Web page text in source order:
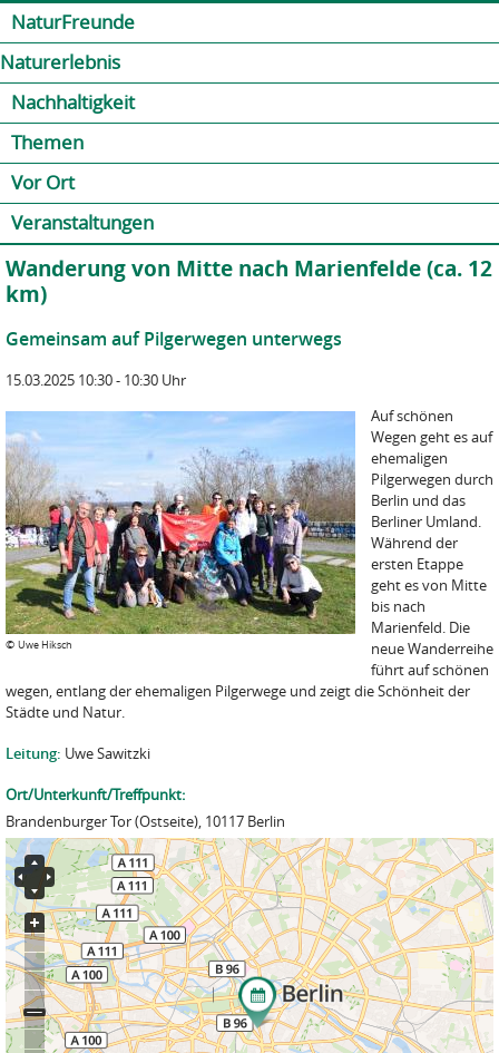
NaturFreunde
Naturerlebnis
Nachhaltigkeit
Themen
Vor Ort
Veranstaltungen
Wanderung von Mitte nach Marienfelde (ca. 12
km)
Gemeinsam auf Pilgerwegen unterwegs
15.03.2025 10:30 - 10:30 Uhr
© Uwe Hiksch
Auf schönen
Wegen geht es auf
ehemaligen
Pilgerwegen durch
Berlin und das
Berliner Umland.
Während der
ersten Etappe
geht es von Mitte
bis nach
Marienfeld. Die
neue Wanderreihe
führt auf schönen
wegen, entlang der ehemaligen Pilgerwege und zeigt die Schönheit der
Städte und Natur.
Leitung: Uwe Sawitzki
Ort/Unterkunft/Treffpunkt:
Brandenburger Tor (Ostseite), 10117 Berlin